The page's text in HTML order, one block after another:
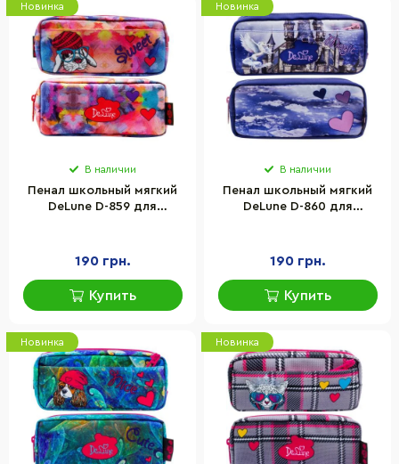
Новинка
В наличии
Пенал школьный мягкий
DeLune D-859 для
190 грн.
Купить
Новинка
В наличии
Пенал школьный мягкий
DeLune D-860 для
190 грн.
Купить
Новинка Новинка